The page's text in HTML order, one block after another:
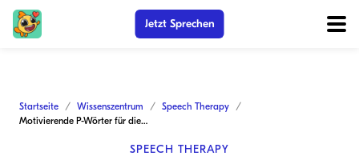
Jetzt Sprechen
Startseite Wissenszentrum
Speech Therapy
Motivierende P-Wörter für die Sprachtherapie: Ein Leitfaden für Eltern
SPEECH THERAPY